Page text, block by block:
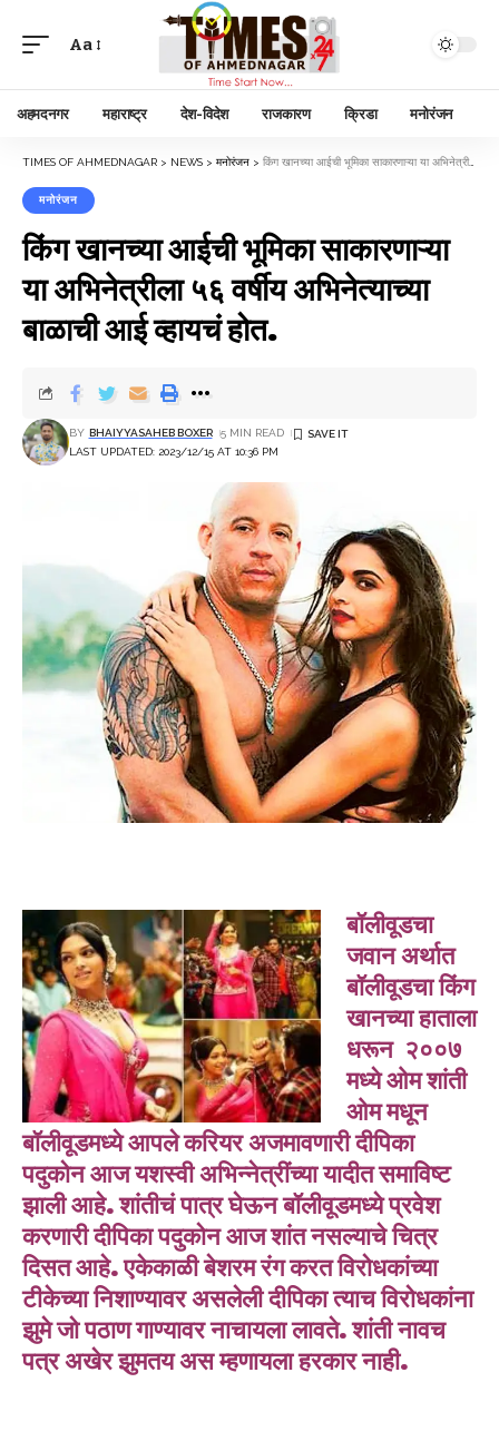
Aa
अहमदनगर महाराष्ट्र देश-विदेश राजकारण क्रिडा मनोरंजन
TIMES OF AHMEDNAGAR > NEWS > मनोरंजन > किंग खानच्या आईची भूमिका साकारणाऱ्या या अभिनेत्रीला ५६ वर्षीय अभिनेत्याच्या बाळाची आई व्हायचं होत.
मनोरंजन
किंग खानच्या आईची भूमिका साकारणाऱ्या
या अभिनेत्रीला ५६ वर्षीय अभिनेत्याच्या
बाळाची आई व्हायचं होत.
LAST UPDATED: 2023/12/15 AT 10:36 PM
BY BHAIYYASAHEB BOXER 5 MIN READ
बॉलीवूडचा
जवान अर्थात
बॉलीवूडचा किंग
खानच्या हाताला
धरून २००७
मध्ये ओम शांती
ओम मधून
बॉलीवूडमध्ये आपले करियर अजमावणारी दीपिका
पदुकोन आज यशस्वी अभिन्नेत्रींच्या यादीत समाविष्ट
झाली आहे. शांतीचं पात्र घेऊन बॉलीवूडमध्ये प्रवेश
करणारी दीपिका पदुकोन आज शांत नसल्याचे चित्र
दिसत आहे. एकेकाळी बेशरम रंग करत विरोधकांच्या
टीकेच्या निशाण्यावर असलेली दीपिका त्याच विरोधकांना
झुमे जो पठाण गाण्यावर नाचायला लावते. शांती नावच
पत्र अखेर झुमतय अस म्हणायला हरकार नाही.